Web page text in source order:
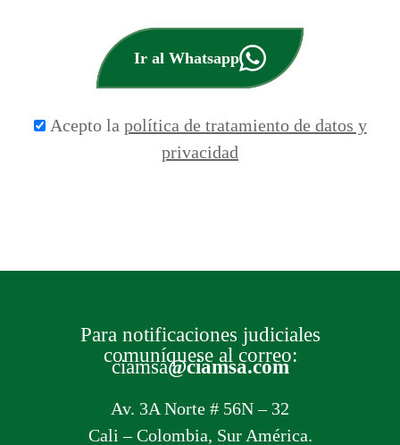
Quedamos atentos para acompañarte en
inquietud adicional.